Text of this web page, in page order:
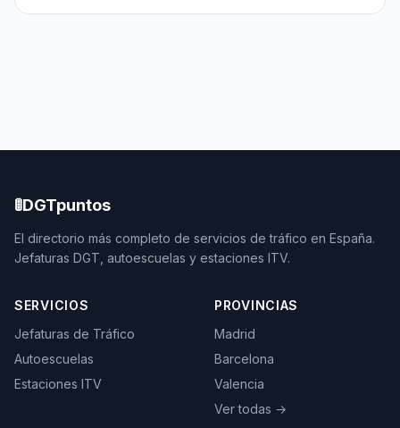
🚦DGTpuntos
El directorio más completo de servicios de tráfico en España.
Jefaturas DGT, autoescuelas y estaciones ITV.
SERVICIOS
Jefaturas de Tráfico
Autoescuelas
Estaciones ITV
PROVINCIAS
Madrid
Barcelona
Valencia
Ver todas →